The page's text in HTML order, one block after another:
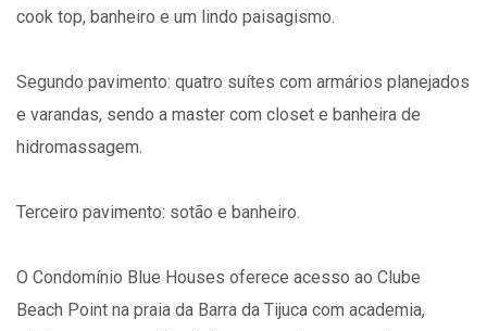
cook top, banheiro e um lindo paisagismo.
Segundo pavimento: quatro suítes com armários planejados
e varandas, sendo a master com closet e banheira de
hidromassagem.
Terceiro pavimento: sotão e banheiro.
O Condomínio Blue Houses oferece acesso ao Clube
Beach Point na praia da Barra da Tijuca com academia,